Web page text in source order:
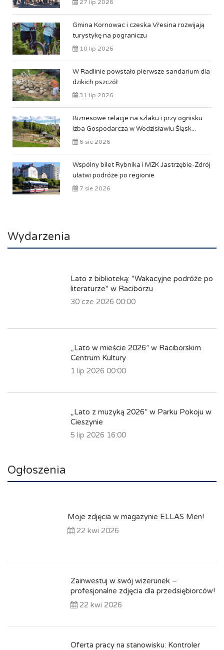
27 lip 2026
Gmina Kornowac i czeska Vřesina rozwijają
turystykę na pograniczu
10 lip 2026
W Radlinie powstało pierwsze sandarium dla
dzikich pszczół
31 lip 2026
Biznesowe relacje na szlaku i przy ognisku.
Izba Gospodarcza w Wodzisławiu Śląsk...
6 sie 2026
Wspólny bilet Rybnika i MZK Jastrzębie-Zdrój
ułatwi podróże po regionie
7 sie 2026
Wydarzenia
Lato z biblioteką: "Wakacyjne podróże po
literaturze" w Raciborzu
30 cze 2026 00:00
„Lato w mieście 2026” w Raciborskim
Centrum Kultury
1 lip 2026 00:00
„Lato z muzyką 2026” w Parku Pokoju w
Cieszynie
5 lip 2026 16:00
Ogłoszenia
Moje zdjęcia w magazynie ELLAS Men!
22 kwi 2026
Zainwestuj w swój wizerunek –
profesjonalne zdjęcia dla przedsiębiorców!
22 kwi 2026
Oferta pracy na stanowisku: Kontroler